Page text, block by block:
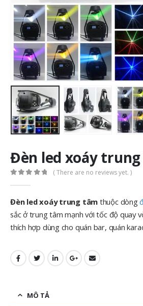
Đèn led xoáy
( There are no reviews yet. )
Đèn led xoáy trung tâm thuộc dòng
sắc ở trung tâm mạnh với tốc độ quay
thích hợp dùng cho quán bar, quán
MÔ TẢ